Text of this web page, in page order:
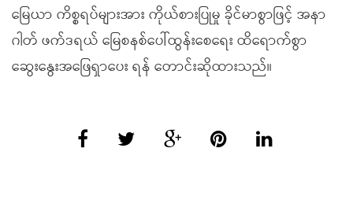
မြေယာ ကိစ္စရပ်များအား ကိုယ်စားပြုမှု ခိုင်မာစွာဖြင့် အနာ
ဂါတ် ဖက်ဒရယ် မြေစနစ်ပေါ်ထွန်းစေရေး ထိရောက်စွာ
ဆွေးနွေးအဖြေရှာပေး ရန် တောင်းဆိုထားသည်။